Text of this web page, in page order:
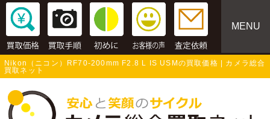
MENU
Nikon（ニコン）RF70-200mm F2.8 L IS USMの買取価格 | カメラ総合
買取ネット